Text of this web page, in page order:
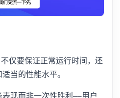
仅要保证正常运行时间，还
当的性能水平。
现而非一次性胜利——用户